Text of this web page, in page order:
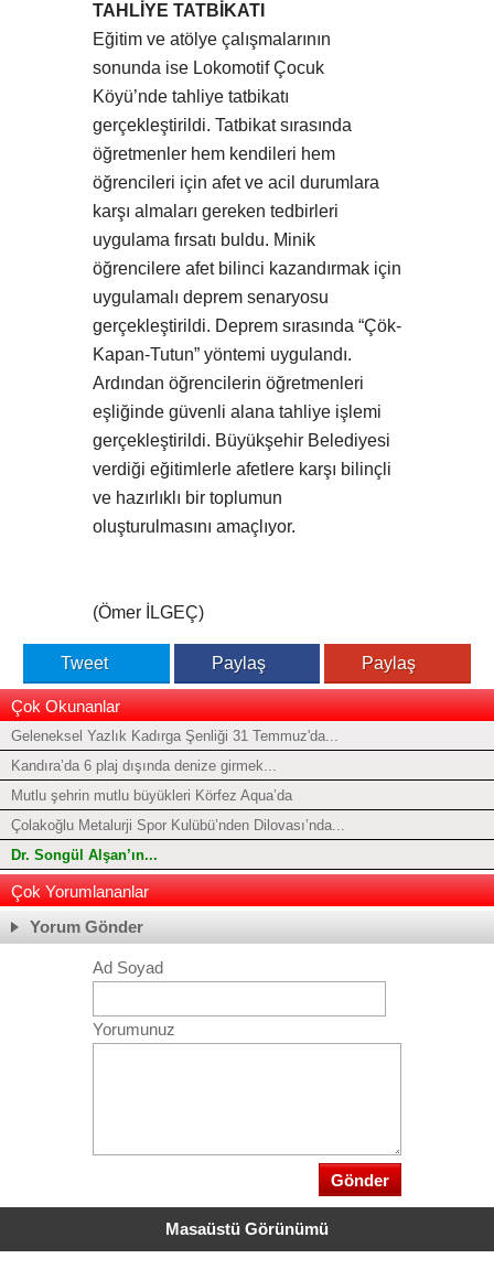
TAHLİYE TATBİKATI
Eğitim ve atölye çalışmalarının
sonunda ise Lokomotif Çocuk
Köyü’nde tahliye tatbikatı
gerçekleştirildi. Tatbikat sırasında
öğretmenler hem kendileri hem
öğrencileri için afet ve acil durumlara
karşı almaları gereken tedbirleri
uygulama fırsatı buldu. Minik
öğrencilere afet bilinci kazandırmak için
uygulamalı deprem senaryosu
gerçekleştirildi. Deprem sırasında “Çök-
Kapan-Tutun” yöntemi uygulandı.
Ardından öğrencilerin öğretmenleri
eşliğinde güvenli alana tahliye işlemi
gerçekleştirildi. Büyükşehir Belediyesi
verdiği eğitimlerle afetlere karşı bilinçli
ve hazırlıklı bir toplumun
oluşturulmasını amaçlıyor.
(Ömer İLGEÇ)
Tweet Paylaş Paylaş
Çok Okunanlar
Geleneksel Yazlık Kadırga Şenliği 31 Temmuz'da...
Kandıra’da 6 plaj dışında denize girmek...
Mutlu şehrin mutlu büyükleri Körfez Aqua’da
Çolakoğlu Metalurji Spor Kulübü’nden Dilovası’nda...
Dr. Songül Alşan’ın...
Çok Yorumlananlar
Yorum Gönder
Ad Soyad
Yorumunuz
Masaüstü Görünümü